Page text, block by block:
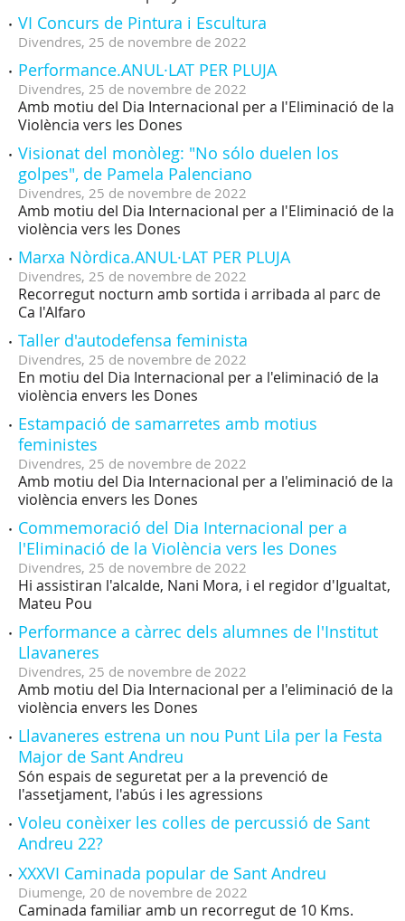
VI Concurs de Pintura i Escultura
Divendres, 25 de novembre de 2022
Performance.ANUL·LAT PER PLUJA
Divendres, 25 de novembre de 2022
Amb motiu del Dia Internacional per a l'Eliminació de la
Violència vers les Dones
Visionat del monòleg: "No sólo duelen los
golpes", de Pamela Palenciano
Divendres, 25 de novembre de 2022
Amb motiu del Dia Internacional per a l'Eliminació de la
violència vers les Dones
Marxa Nòrdica.ANUL·LAT PER PLUJA
Divendres, 25 de novembre de 2022
Recorregut nocturn amb sortida i arribada al parc de
Ca l'Alfaro
Taller d'autodefensa feminista
Divendres, 25 de novembre de 2022
En motiu del Dia Internacional per a l'eliminació de la
violència envers les Dones
Estampació de samarretes amb motius
feministes
Divendres, 25 de novembre de 2022
Amb motiu del Dia Internacional per a l'eliminació de la
violència envers les Dones
Commemoració del Dia Internacional per a
l'Eliminació de la Violència vers les Dones
Divendres, 25 de novembre de 2022
Hi assistiran l'alcalde, Nani Mora, i el regidor d'Igualtat,
Mateu Pou
Performance a càrrec dels alumnes de l'Institut
Llavaneres
Divendres, 25 de novembre de 2022
Amb motiu del Dia Internacional per a l'eliminació de la
violència envers les Dones
Llavaneres estrena un nou Punt Lila per la Festa
Major de Sant Andreu
Són espais de seguretat per a la prevenció de
l'assetjament, l'abús i les agressions
Voleu conèixer les colles de percussió de Sant
Andreu 22?
XXXVI Caminada popular de Sant Andreu
Diumenge, 20 de novembre de 2022
Caminada familiar amb un recorregut de 10 Kms.